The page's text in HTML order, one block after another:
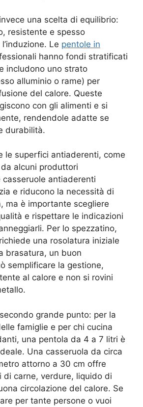
una scelta di equilibrio:
resistente e spesso
Le pentole in
hanno fondi stratificati
includono uno strato
alluminio o rame) per
del calore. Queste
con gli alimenti e si
rendendole adatte se
durabilità.
le superfici antiaderenti, come
alcuni produttori
casseruole antiaderenti
e riducono la necessità di
ma è importante scegliere
e rispettare le indicazioni
Per lo spezzatino,
una rosolatura iniziale
brasatura, un buon
semplificare la gestione,
al calore e non si rovini
grande punto: per la
famiglie e per chi cucina
una pentola da 4 a 7 litri è
Una casseruola da circa
attorno a 30 cm offre
di carne, verdure, liquido di
circolazione del calore. Se
per tante persone o vuoi